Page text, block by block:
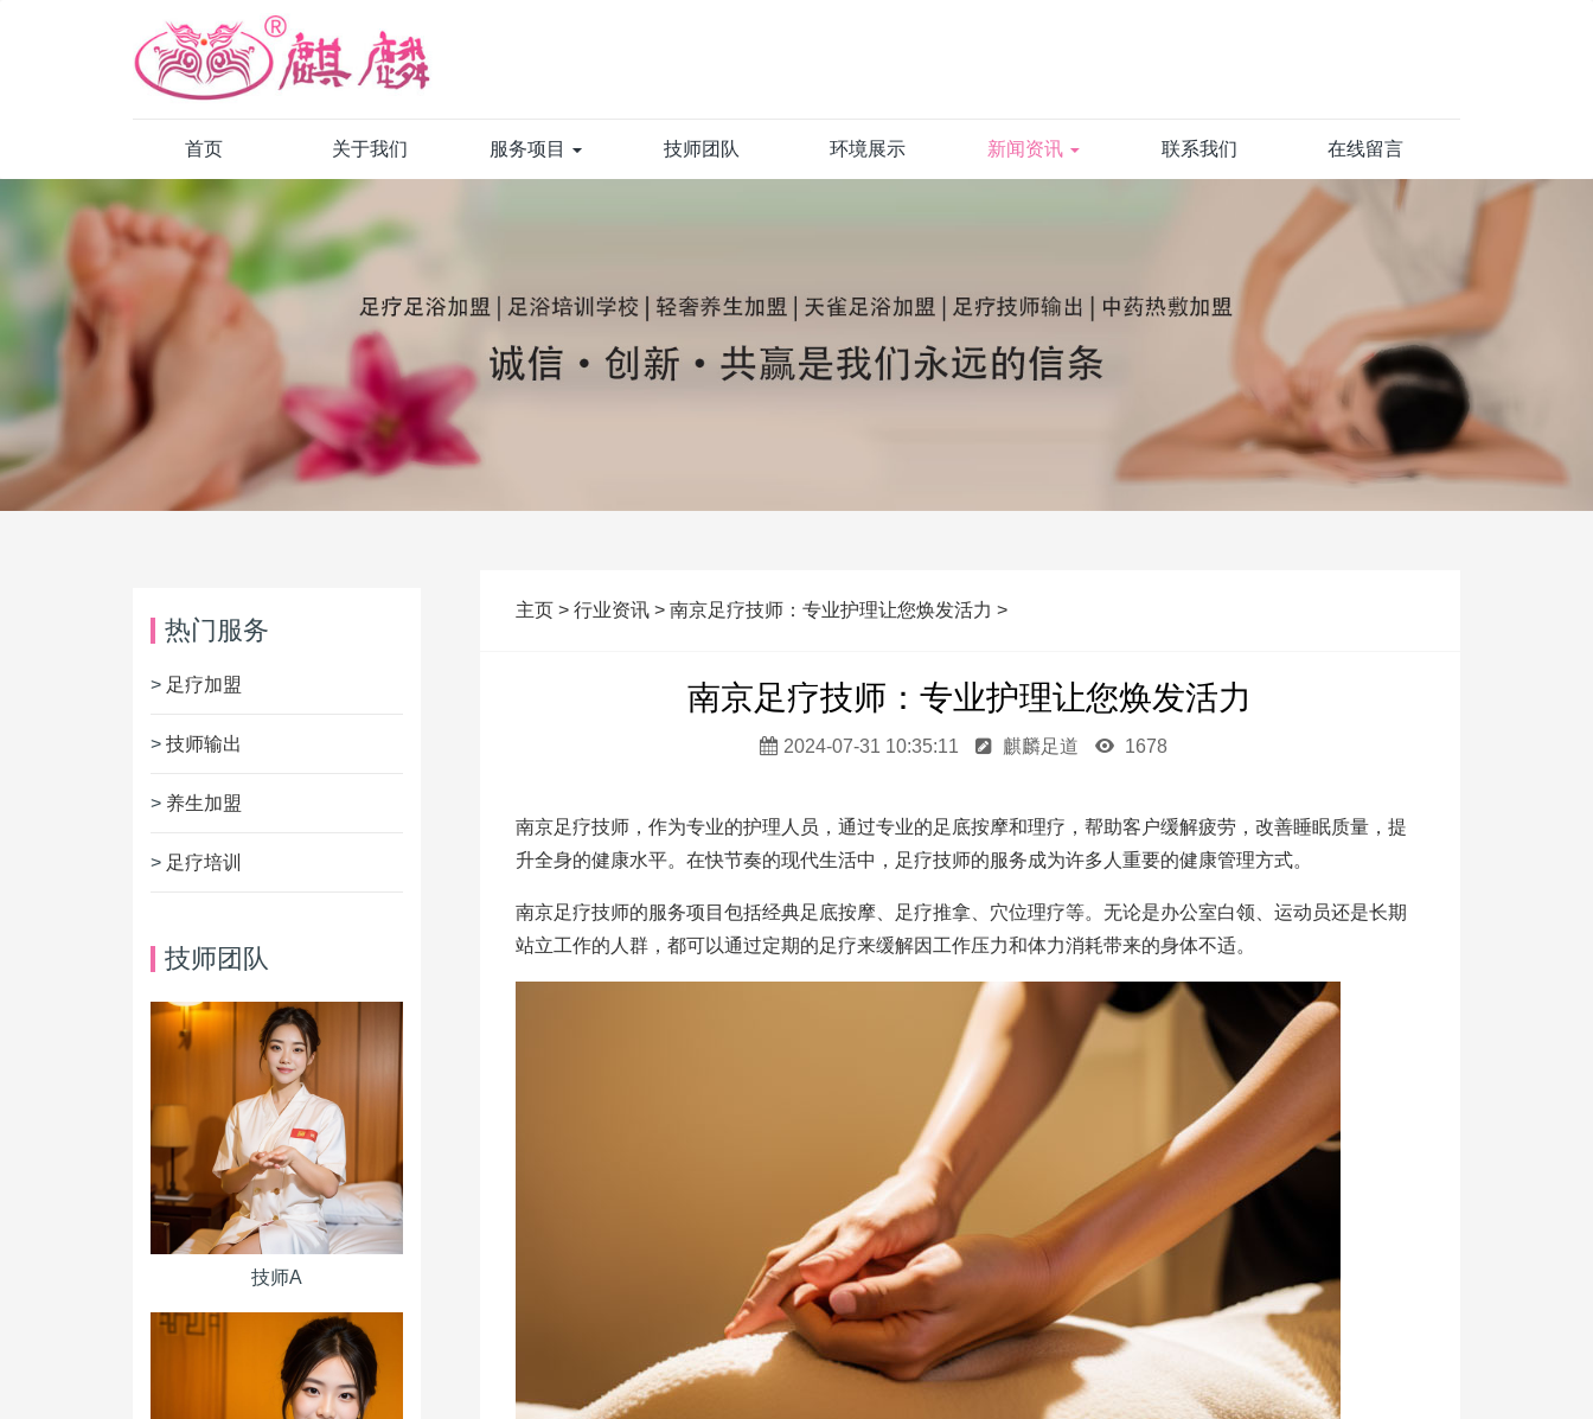
首页 关于我们 服务项目 技师团队 环境展示 新闻资讯 联系我们 在线留言
主页 > 行业资讯 > 南京足疗技师：专业护理让您焕发活力 >
南京足疗技师：专业护理让您焕发活力
2024-07-31 10:35:11 麒麟足道 1678
南京足疗技师，作为专业的护理人员，通过专业的足底按摩和理疗，帮助客户缓解疲劳，改善睡眠质量，提
升全身的健康水平。在快节奏的现代生活中，足疗技师的服务成为许多人重要的健康管理方式。
南京足疗技师的服务项目包括经典足底按摩、足疗推拿、穴位理疗等。无论是办公室白领、运动员还是长期
站立工作的人群，都可以通过定期的足疗来缓解因工作压力和体力消耗带来的身体不适。
热门服务
> 足疗加盟
> 技师输出
> 养生加盟
> 足疗培训
技师团队
技师A